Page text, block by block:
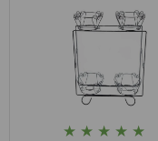
★ ★ ★ ★ ★